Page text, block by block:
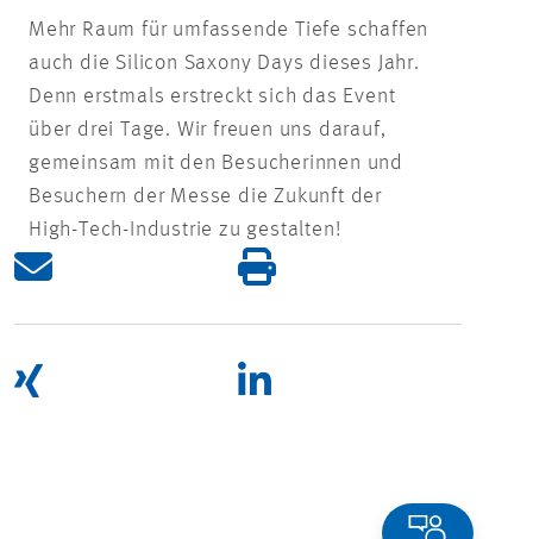
Mehr Raum für umfassende Tiefe schaffen
auch die Silicon Saxony Days dieses Jahr.
Denn erstmals erstreckt sich das Event
über drei Tage. Wir freuen uns darauf,
gemeinsam mit den Besucherinnen und
Besuchern der Messe die Zukunft der
High-Tech-Industrie zu gestalten!